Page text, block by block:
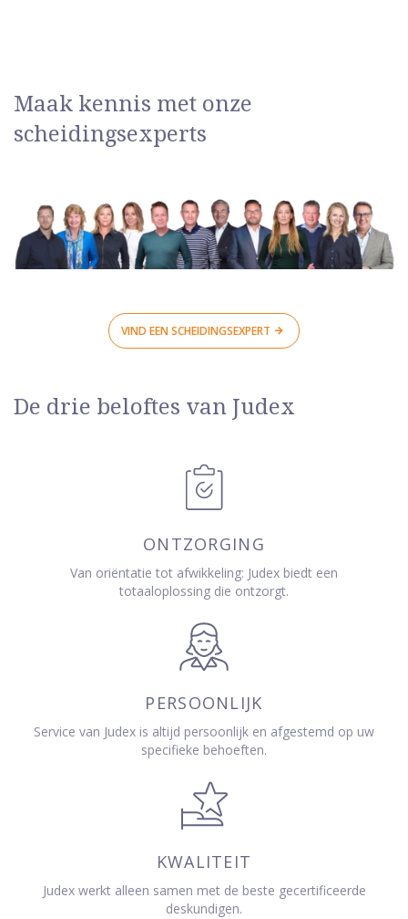
Maak kennis met onze
scheidingsexperts
VIND EEN SCHEIDINGSEXPERT
De drie beloftes van Judex
ONTZORGING
Van oriëntatie tot afwikkeling: Judex biedt een
totaaloplossing die ontzorgt.
PERSOONLIJK
Service van Judex is altijd persoonlijk en afgestemd op uw
specifieke behoeften.
KWALITEIT
Judex werkt alleen samen met de beste gecertificeerde
deskundigen.